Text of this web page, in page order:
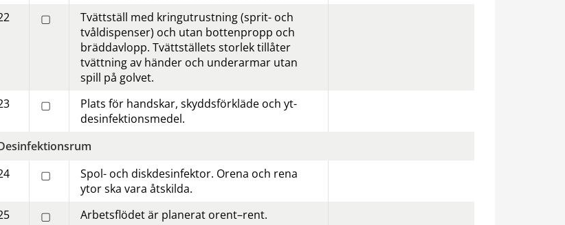
▢
Tvättställ med kring­utrustning (sprit- och
tvåldispenser) och utan botten­propp och
brädd­avlopp. Tvättställets storlek tillåter
tvättning av händer och underarmar utan
spill på golvet.
▢
Plats för handskar, skydds­förkläde och yt­
desinfektions­medel.
▢
Spol- och disk­desinfektor. Orena och rena
ytor ska vara åtskilda.
▢
Arbetsflödet är planerat orent–rent.